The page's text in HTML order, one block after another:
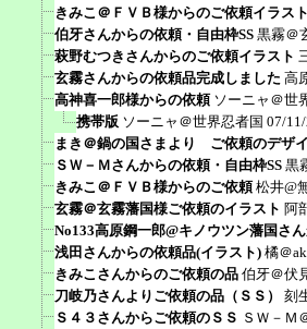
きみこ＠ＦＶＢ様からのご依頼イラスト
伯牙さんからの依頼・自由枠SS 黒霧＠
萩野むつきさんからのご依頼イラスト
玄霧さんからの依頼品完成しました 高
高神喜一郎様からの依頼 ソーニャ＠世
携帯版 ソーニャ＠世界忍者国 07/
まき＠鍋の国さまより ご依頼のデザ
ＳＷ－Ｍさんからの依頼・自由枠SS 黒
きみこ＠ＦＶＢ様からのご依頼 松井@
玄霧＠玄霧藩国様ご依頼のイラスト 阿
No133高原鋼一郎@キノウツン藩国さ
浅田さんからの依頼品(イラスト) 橘＠
きみこさんからのご依頼の品 伯牙＠伏
刀岐乃さんよりご依頼の品（ＳＳ）
刻
Ｓ４３さんからご依頼のＳＳ ＳＷ－Ｍ